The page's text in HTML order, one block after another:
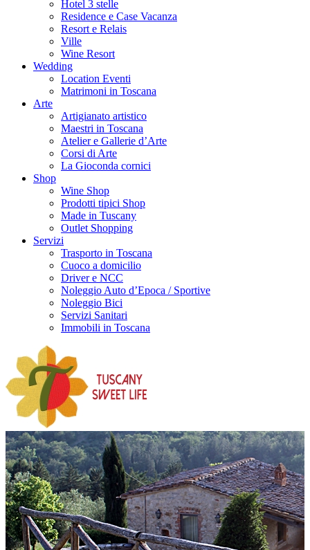
Hotel 3 stelle
Residence e Case Vacanza
Resort e Relais
Ville
Wine Resort
Wedding
Location Eventi
Matrimoni in Toscana
Arte
Artigianato artistico
Maestri in Toscana
Atelier e Gallerie d’Arte
Corsi di Arte
La Gioconda cornici
Shop
Wine Shop
Prodotti tipici Shop
Made in Tuscany
Outlet Shopping
Servizi
Trasporto in Toscana
Cuoco a domicilio
Driver e NCC
Noleggio Auto d’Epoca / Sportive
Noleggio Bici
Servizi Sanitari
Immobili in Toscana